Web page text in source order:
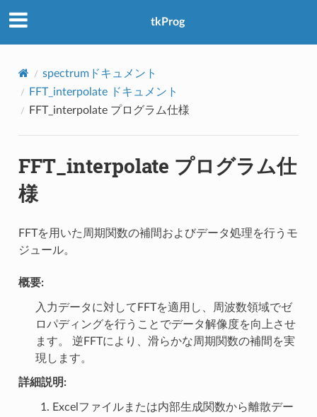
tkProg
spectrumドキュメント
FFT_interpolate ドキュメント
FFT_interpolate プログラム仕様
FFT_interpolate プログラム仕
様
FFTを用いた周期関数の補間およびデータ処理を行うモ
ジュール。
概要:
入力データに対してFFTを適用し、周波数領域でゼ
ロパディングを行うことでデータ解像度を向上させ
ます。 逆FFTにより、滑らかな周期関数の補間を実
現します。
詳細説明:
Excelファイルまたは内部生成関数から離散デー
アクセス数：0